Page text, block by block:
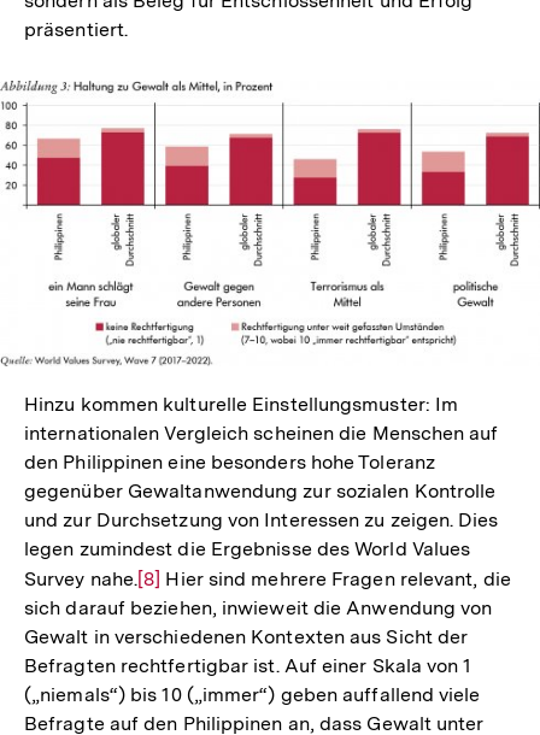
präsentiert.
Lightbox
öffnen
Hinzu kommen kulturelle Einstellungsmuster: Im
internationalen Vergleich scheinen die Menschen auf
den Philippinen eine besonders hohe Toleranz
gegenüber Gewaltanwendung zur sozialen Kontrolle
und zur Durchsetzung von Interessen zu zeigen. Dies
legen zumindest die Ergebnisse des World Values
Survey nahe.Zur
Auflösung
der
Fußnote
[8] Hier sind mehrere Fragen relevant, die
sich darauf beziehen, inwieweit die Anwendung von
Gewalt in verschiedenen Kontexten aus Sicht der
Befragten rechtfertigbar ist. Auf einer Skala von 1
(„niemals“) bis 10 („immer“) geben auffallend viele
Befragte auf den Philippinen an, dass Gewalt unter